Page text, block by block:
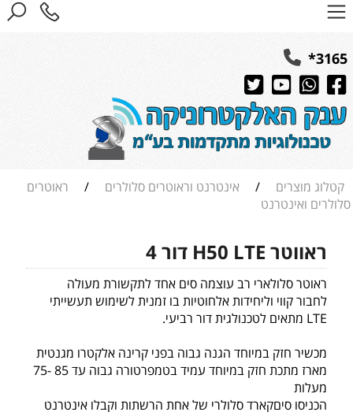
3165*
קטלוג מוצרים / אינטרנט וראוטרים סלולרים /
ראוטרים
סלולרים ואינטרנט
ראווטר H50 LTE דור 4
ראוטר סלולארי רב עוצמה סים אחד לתקשורת מעולה
לחבור קווי וליחידות אלחוטיות בו זמנית לשימוש תעשייתי
LTE מתאים לטכנולגית דור רביעי.
מכשיר חזק במיוחד הגנה גבוה בפני קרינה אלקטרו מגנטית
מארז מתכת חזק במיוחד עמיד בטמפרטורה גבוה עד 85 -75
מעלות
הכניסו סיםקארד סלולרי של אחת הרשתות וקבלו אינטרנט